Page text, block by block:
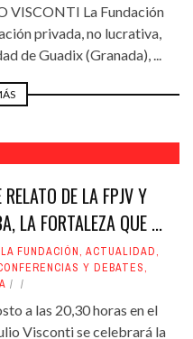
VISCONTI La Fundación
privada, no lucrativa,
de Guadix (Granada), ...
DE LA FPJV Y
LA FORTALEZA QUE ...
FUNDACIÓN, ACTUALIDAD,
Y DEBATES,
a las 20,30 horas en el
Visconti se celebrará la